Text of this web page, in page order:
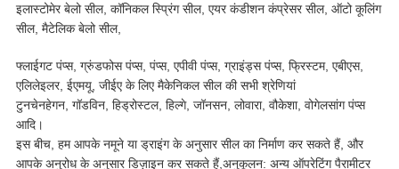
इलास्टोमेर बेलो सील, कॉनिकल स्प्रिंग सील, एयर कंडीशन कंप्रेसर सील, ऑटो कूलिंग
सील, मैटेलिक बेलो सील,
फ्लाईगट पंप्स, ग्रुंडफोस पंप्स, पंप्स, एपीवी पंप्स, ग्राइंड्स पंप्स, फ्रिस्टम, एबीएस,
एलिलेइलर, ईएमयू, जीईए के लिए मैकेनिकल सील की सभी श्रेणियां
टुनचेनहेगन, गॉडविन, हिड्रोस्टल, हिल्गे, जॉनसन, लोवारा, वौकेशा, वोगेलसांग पंप्स
आदि।
इस बीच, हम आपके नमूने या ड्राइंग के अनुसार सील का निर्माण कर सकते हैं, और
आपके अनुरोध के अनुसार डिज़ाइन कर सकते हैं,अनुकूलन: अन्य ऑपरेटिंग पैरामीटर